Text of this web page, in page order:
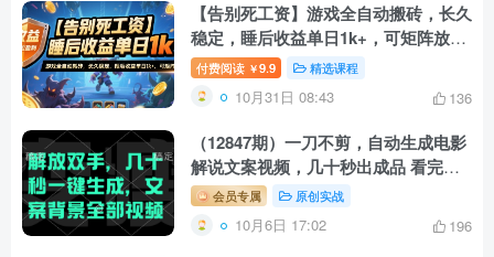
【告别死工资】游戏全自动搬砖，长久
稳定，睡后收益单日1k+，可矩阵放大
【揭秘】
付费阅读 ￥9.9 精选课程
10月31日 08:43 136
（12847期）一刀不剪，自动生成电影
解说文案视频，几十秒出成品 看完就
会会员专属 原创实战
10月6日 17:02 196